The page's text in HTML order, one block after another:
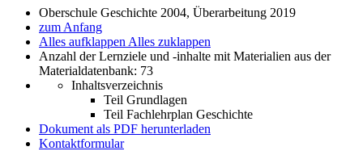
Oberschule Geschichte 2004, Überarbeitung 2019
zum Anfang
Alles aufklappen Alles zuklappen
Anzahl der Lernziele und -inhalte mit Materialien aus der
Materialdatenbank: 73
Inhaltsverzeichnis
Teil Grundlagen
Teil Fachlehrplan Geschichte
Dokument als PDF herunterladen
Kontaktformular